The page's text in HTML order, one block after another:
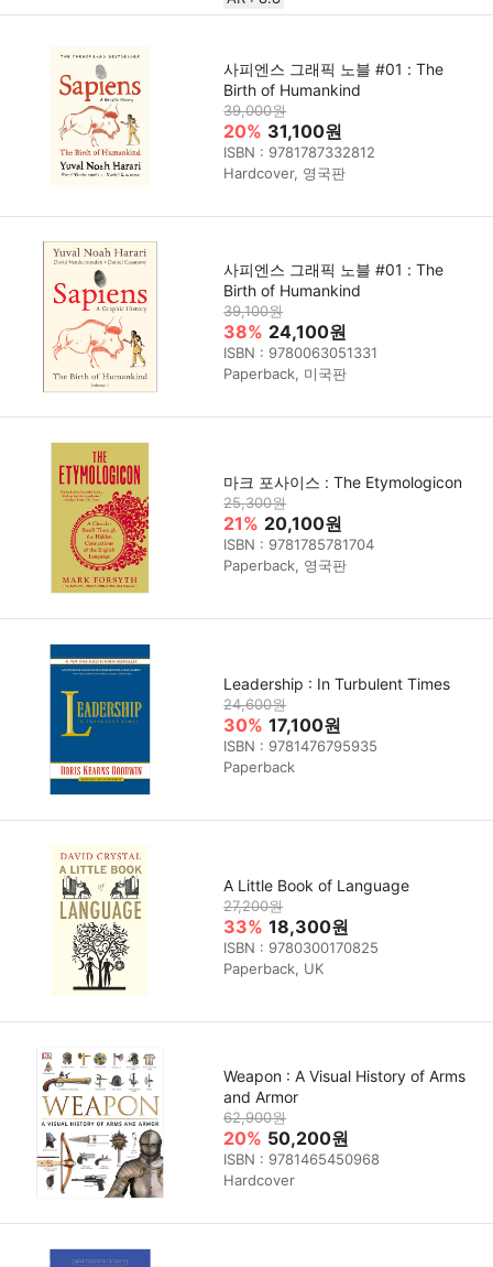
사피엔스 그래픽 노블 #01 : The
Birth of Humankind
39,000원
20% 31,100원
ISBN : 9781787332812
Hardcover, 영국판
사피엔스 그래픽 노블 #01 : The
Birth of Humankind
39,100원
38% 24,100원
ISBN : 9780063051331
Paperback, 미국판
마크 포사이스 : The Etymologicon
25,300원
21% 20,100원
ISBN : 9781785781704
Paperback, 영국판
Leadership : In Turbulent Times
24,600원
30% 17,100원
ISBN : 9781476795935
Paperback
A Little Book of Language
27,200원
33% 18,300원
ISBN : 9780300170825
Paperback, UK
Weapon : A Visual History of Arms
and Armor
62,900원
20% 50,200원
ISBN : 9781465450968
Hardcover